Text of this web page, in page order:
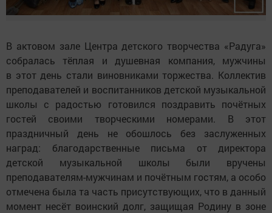
В актовом зале Центра детского творчества «Радуга»
собралась тёплая и душевная компания, мужчины
в этот день стали виновниками торжества. Коллектив
преподавателей и воспитанников детской музыкальной
школы с радостью готовился поздравить почётных
гостей своими творческими номерами. В этот
праздничный день не обошлось без заслуженных
наград: благодарственные письма от директора
детской музыкальной школы были вручены
преподавателям-мужчинам и почётным гостям, а особо
отмечена была та часть присутствующих, что в данный
момент несёт воинский долг, защищая Родину в зоне